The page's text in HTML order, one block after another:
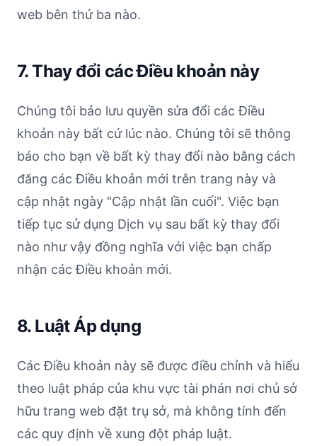
web bên thứ ba nào.
7. Thay đổi các Điều khoản này
Chúng tôi bảo lưu quyền sửa đổi các Điều
khoản này bất cứ lúc nào. Chúng tôi sẽ thông
báo cho bạn về bất kỳ thay đổi nào bằng cách
đăng các Điều khoản mới trên trang này và
cập nhật ngày "Cập nhật lần cuối". Việc bạn
tiếp tục sử dụng Dịch vụ sau bất kỳ thay đổi
nào như vậy đồng nghĩa với việc bạn chấp
nhận các Điều khoản mới.
8. Luật Áp dụng
Các Điều khoản này sẽ được điều chỉnh và hiểu
theo luật pháp của khu vực tài phán nơi chủ sở
hữu trang web đặt trụ sở, mà không tính đến
các quy định về xung đột pháp luật.